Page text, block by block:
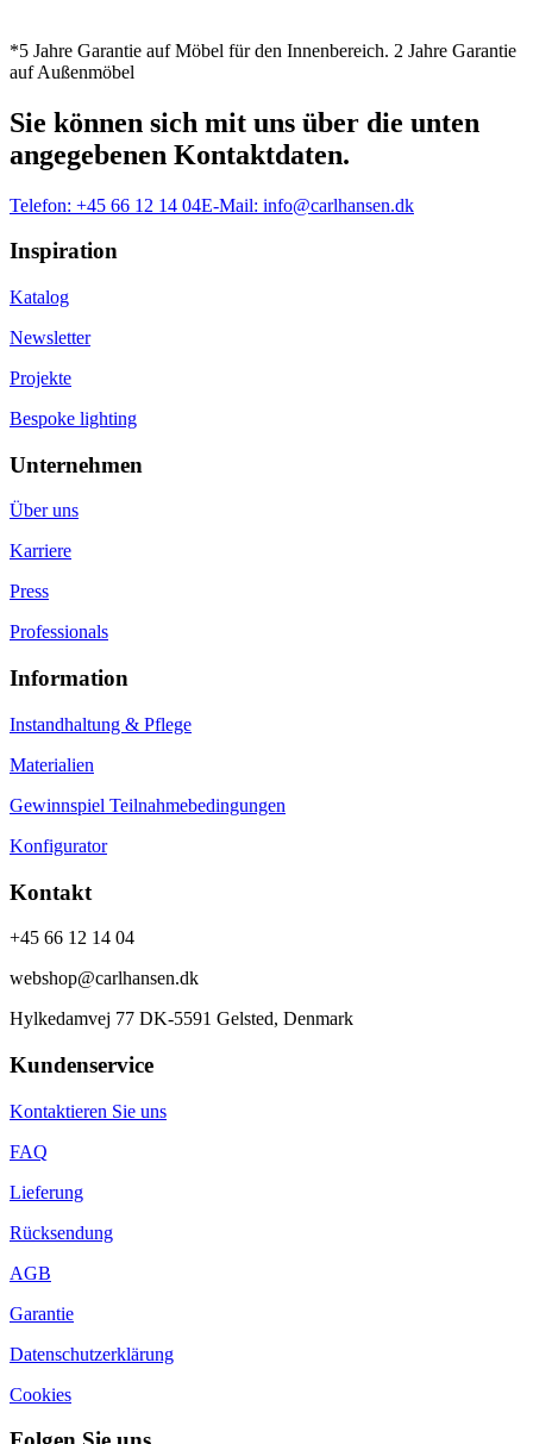
*5 Jahre Garantie auf Möbel für den Innenbereich. 2 Jahre Garantie
auf Außenmöbel
Sie können sich mit uns über die unten
angegebenen Kontaktdaten.
Telefon: +45 66 12 14 04E-Mail: info@carlhansen.dk
Inspiration
Katalog
Newsletter
Projekte
Bespoke lighting
Unternehmen
Über uns
Karriere
Press
Professionals
Information
Instandhaltung & Pflege
Materialien
Gewinnspiel Teilnahmebedingungen
Konfigurator
Kontakt
+45 66 12 14 04
webshop@carlhansen.dk
Hylkedamvej 77 DK-5591 Gelsted, Denmark
Kundenservice
Kontaktieren Sie uns
FAQ
Lieferung
Rücksendung
AGB
Garantie
Datenschutzerklärung
Cookies